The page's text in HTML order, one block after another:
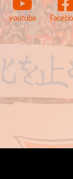
youtube